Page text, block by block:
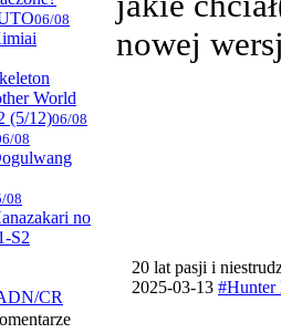
06/08
World
(5/12)06/08
08
08
no
S2
CR
nowej
20 lat pasji i
2025-03-13